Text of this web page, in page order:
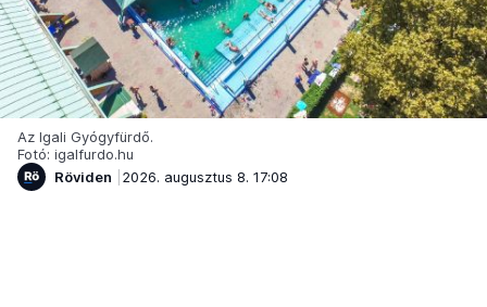
Az Igali Gyógyfürdő.
Fotó: igalfurdo.hu
Röviden
2026. augusztus 8. 17:08